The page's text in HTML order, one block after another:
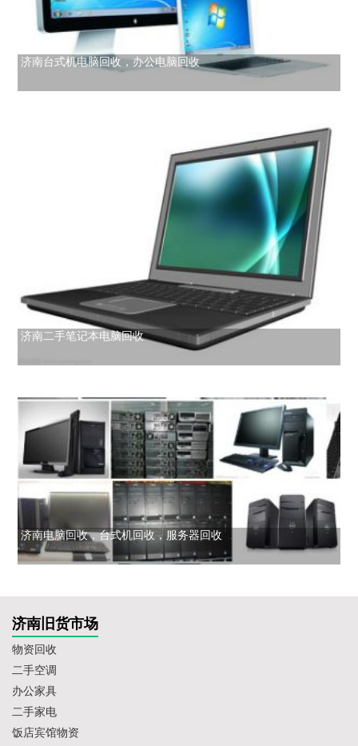
济南台式机电脑回收，办公电脑回收
济南二手笔记本电脑回收
济南电脑回收，台式机回收，服务器回收
济南旧货市场
物资回收
二手空调
办公家具
二手家电
饭店宾馆物资